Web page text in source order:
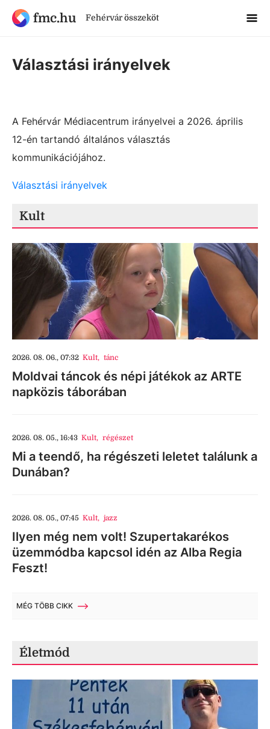
fmc.hu Fehérvár összeköt
Választási irányelvek
A Fehérvár Médiacentrum irányelvei a 2026. április
12-én tartandó általános választás
kommunikációjához.
Választási irányelvek
Kult
2026. 08. 06., 07:32 Kult, tánc
Moldvai táncok és népi játékok az ARTE
napközis táborában
2026. 08. 05., 16:43 Kult, régészet
Mi a teendő, ha régészeti leletet találunk a
Dunában?
2026. 08. 05., 07:45 Kult, jazz
Ilyen még nem volt! Szupertakarékos
üzemmódba kapcsol idén az Alba Regia
Feszt!
MÉG TÖBB CIKK
Életmód